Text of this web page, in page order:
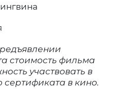
стоимость фильма
участвовать в
в кино.